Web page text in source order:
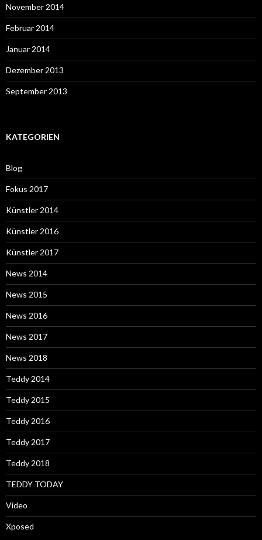
November 2014
Februar 2014
Januar 2014
Dezember 2013
September 2013
KATEGORIEN
Blog
Fokus 2017
Künstler 2014
Künstler 2016
Künstler 2017
News 2014
News 2015
News 2016
News 2017
News 2018
Teddy 2014
Teddy 2015
Teddy 2016
Teddy 2017
Teddy 2018
TEDDY TODAY
Video
Xposed